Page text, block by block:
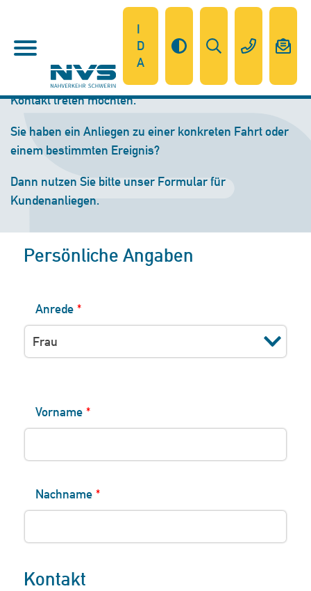
I
D
A
Senden Sie uns eine Anfrage, wenn Sie mit uns in
Kontakt treten möchten.
Sie haben ein Anliegen zu einer konkreten Fahrt oder
einem bestimmten Ereignis?
Dann nutzen Sie bitte unser Formular für
Kundenanliegen.
Persönliche Angaben
Anrede *
Vorname *
Nachname *
Kontakt